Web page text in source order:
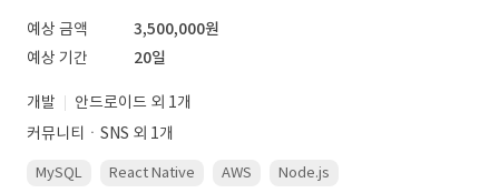
예상 금액
3,500,000원
예상 기간
20일
개발
안드로이드 외 1개
커뮤니티ㆍSNS 외 1개
MySQL React Native AWS Node.js